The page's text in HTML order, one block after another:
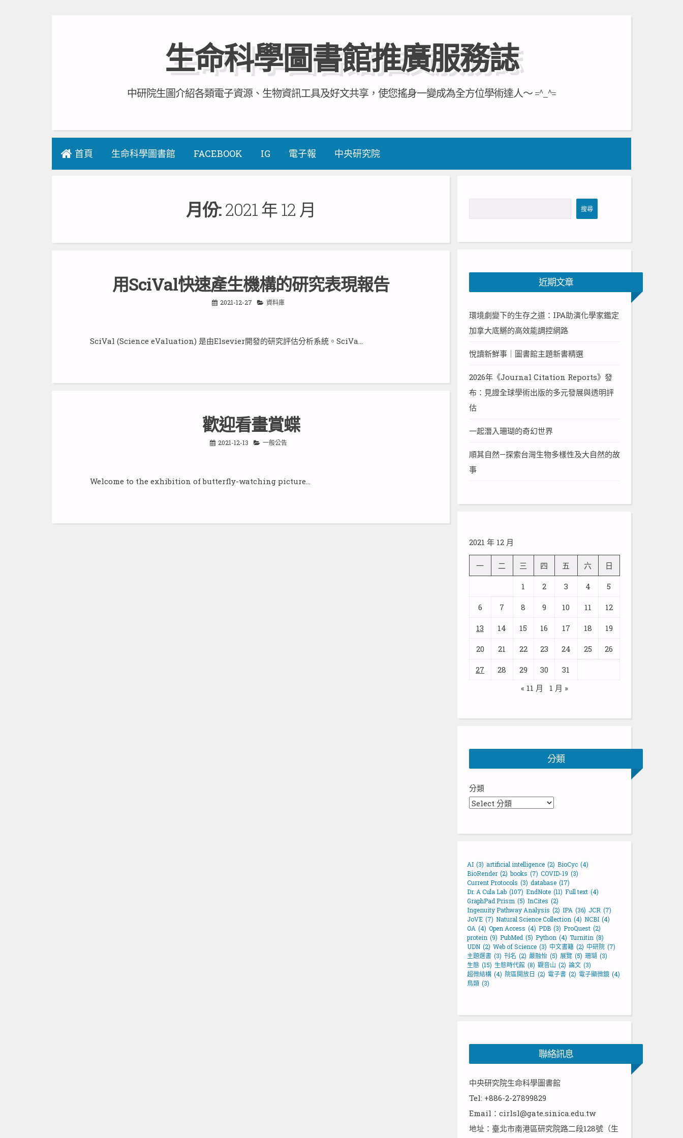
生命科學圖書館推廣服務誌
中研院生圖介紹各類電子資源、生物資訊工具及好文共享，使您搖身一變成為全方位學術達人～ =^_^=
首頁 生命科學圖書館 FACEBOOK IG 電子報 中央研究院
月份:2021 年 12 月
用SciVal快速產生機構的研究表現報告
2021-12-27 資料庫
SciVal (Science eValuation) 是由Elsevier開發的研究評估分析系統。SciVa…
歡迎看畫賞蝶
2021-12-13 一般公告
Welcome to the exhibition of butterfly-watching picture…
尋
搜尋
近期文章
環境劇變下的生存之道：IPA助演化學家鑑定
加拿大底鱂的高效能調控網路
悅讀新鮮事｜圖書館主題新書精選
2026年《Journal Citation Reports》發
布：見證全球學術出版的多元發展與透明評
估
一起潛入珊瑚的奇幻世界
順其自然—探索台灣生物多樣性及大自然的故
事
2021 年 12 月
一 二 三 四 五 六 日
1 2 3 4 5
6 7 8 9 10 11 12
13 14 15 16 17 18 19
20 21 22 23 24 25 26
27 28 29 30
31
« 11 月
1 月 »
分類
分類
AI (3) artificial intelligence (2) BioCyc (4)
BioRender (2) books (7) COVID-19 (3)
Current Protocols (3) database (17)
Dr. A Cula Lab (107) EndNote (11) Full text (4)
GraphPad Prism (5) InCites (2)
Ingenuity Pathway Analysis (2) IPA (36) JCR (7)
JoVE (7) Natural Science Collection (4) NCBI (4)
OA (4) Open Access (4) PDB (3) ProQuest (2)
protein (9) PubMed (5) Python (4) Turnitin (8)
UDN (2) Web of Science (3) 中文書籍 (2) 中研院 (7)
主題選書 (3) 刊名 (2) 嚴融怡 (5) 展覽 (5) 珊瑚 (3)
生態 (15) 生態時代館 (8) 觀音山 (2) 論文 (3)
超微結構 (4) 院區開放日 (2) 電子書 (2) 電子顯微鏡 (4)
鳥類 (3)
聯絡訊息
中央研究院生命科學圖書館
Tel: +886-2-27899829
Email：cirlsl@gate.sinica.edu.tw
地址：臺北市南港區研究院路二段128號（生